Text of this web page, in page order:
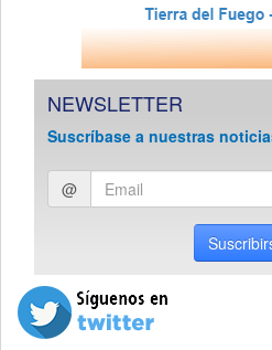
NEWSLETTER
Suscríbase a nuestras
Ingresar
email
@